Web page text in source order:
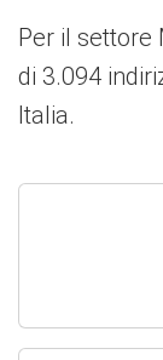
Per il settore
di 3.094
Italia.